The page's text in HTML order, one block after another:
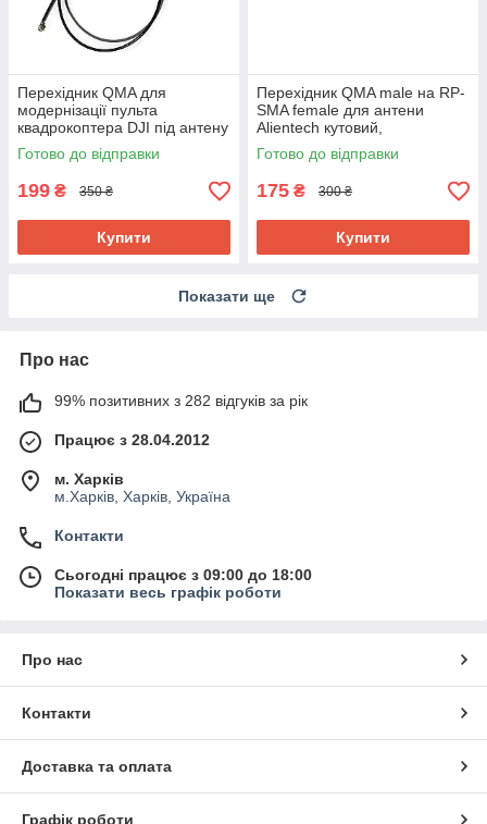
Перехідник QMA для
модернізації пульта
квадрокоптера DJI під антену
Alientech 15 см
Готово до відправки
199 ₴ 350 ₴
Купити
Перехідник QMA male на RP-
SMA female для антени
Alientech кутовий,
підключення пульта
квадрокоптера DJI
Готово до відправки
175 ₴ 300 ₴
Купити
Показати ще
Про нас
99% позитивних з 282 відгуків за рік
Працює з 28.04.2012
м. Харків
м.Харків, Харків, Україна
Контакти
Сьогодні працює з 09:00 до 18:00
Показати весь графік роботи
Про нас
Контакти
Доставка та оплата
Графік роботи